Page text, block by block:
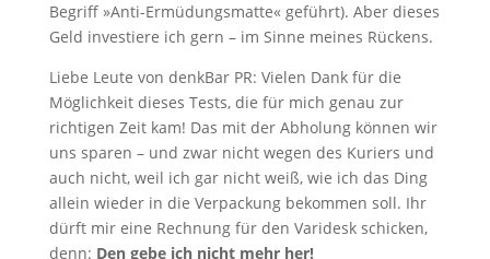
Begriff »Anti-Ermüdungsmatte« geführt). Aber dieses
Geld investiere ich gern – im Sinne meines Rückens.
Liebe Leute von denkBar PR: Vielen Dank für die
Möglichkeit dieses Tests, die für mich genau zur
richtigen Zeit kam! Das mit der Abholung können wir
uns sparen – und zwar nicht wegen des Kuriers und
auch nicht, weil ich gar nicht weiß, wie ich das Ding
allein wieder in die Verpackung bekommen soll. Ihr
dürft mir eine Rechnung für den Varidesk schicken,
denn: Den gebe ich nicht mehr her!